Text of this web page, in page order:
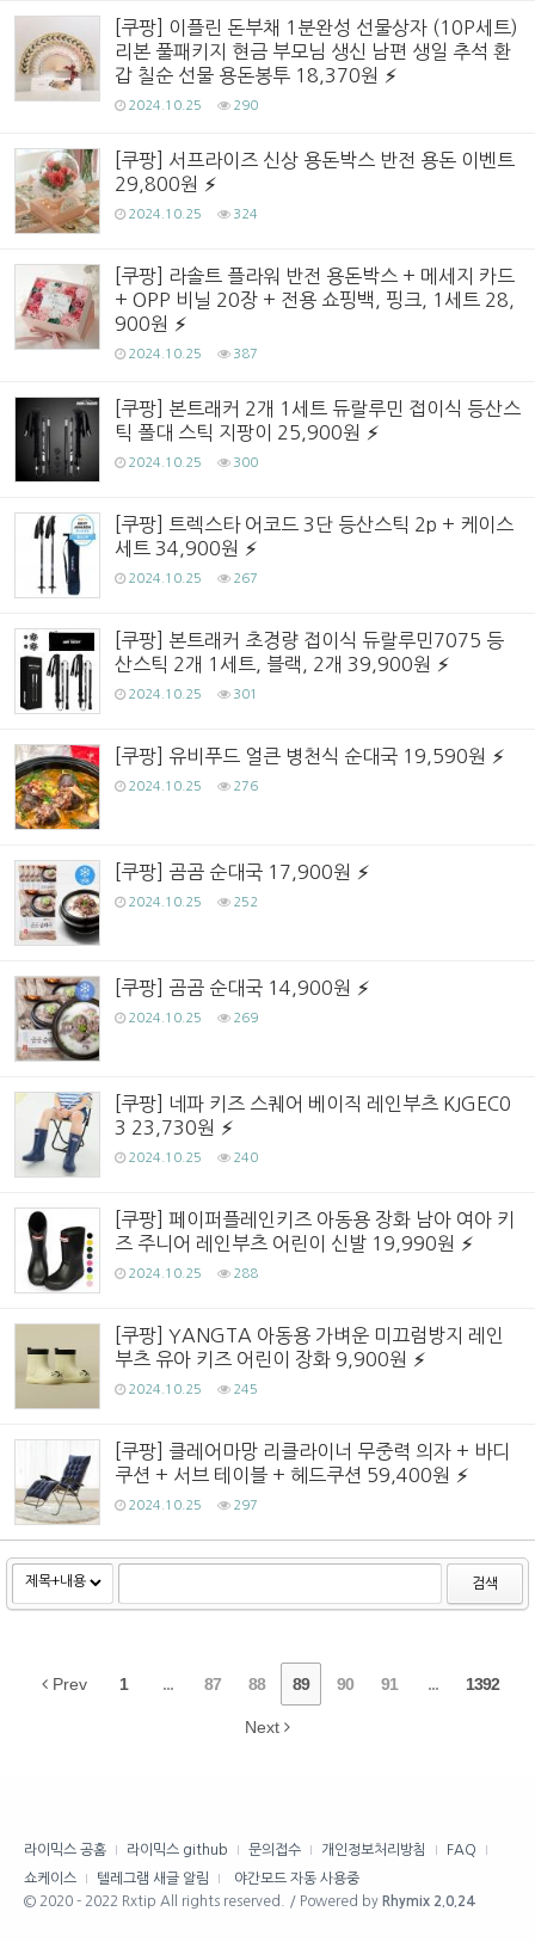
[쿠팡] 이플린 돈부채 1분완성 선물상자 (10P세트)
리본 풀패키지 현금 부모님 생신 남편 생일 추석 환
갑 칠순 선물 용돈봉투 18,370원
2024.10.25 290
[쿠팡] 서프라이즈 신상 용돈박스 반전 용돈 이벤트
29,800원
2024.10.25 324
[쿠팡] 라솔트 플라워 반전 용돈박스 + 메세지 카드
+ OPP 비닐 20장 + 전용 쇼핑백, 핑크, 1세트 28,
900원
2024.10.25 387
[쿠팡] 본트래커 2개 1세트 듀랄루민 접이식 등산스
틱 폴대 스틱 지팡이 25,900원
2024.10.25 300
[쿠팡] 트렉스타 어코드 3단 등산스틱 2p + 케이스
세트 34,900원
2024.10.25 267
[쿠팡] 본트래커 초경량 접이식 듀랄루민7075 등
산스틱 2개 1세트, 블랙, 2개 39,900원
2024.10.25 301
[쿠팡] 유비푸드 얼큰 병천식 순대국 19,590원
2024.10.25 276
[쿠팡] 곰곰 순대국 17,900원
2024.10.25 252
[쿠팡] 곰곰 순대국 14,900원
2024.10.25 269
[쿠팡] 네파 키즈 스퀘어 베이직 레인부츠 KJGEC0
3 23,730원
2024.10.25 240
[쿠팡] 페이퍼플레인키즈 아동용 장화 남아 여아 키
즈 주니어 레인부츠 어린이 신발 19,990원
2024.10.25 288
[쿠팡] YANGTA 아동용 가벼운 미끄럼방지 레인
부츠 유아 키즈 어린이 장화 9,900원
2024.10.25 245
[쿠팡] 클레어마망 리클라이너 무중력 의자 + 바디
쿠션 + 서브 테이블 + 헤드쿠션 59,400원
2024.10.25 297
검색
Prev 1 ... 87 88 89 90 91 ... 1392
Next
라이믹스 공홈 라이믹스 github 문의접수 개인정보처리방침
FAQ
쇼케이스
텔레그램 새글 알림
야간모드 자동 사용중
© 2020 - 2022 Rxtip All rights reserved. / Powered by Rhymix 2.0.24